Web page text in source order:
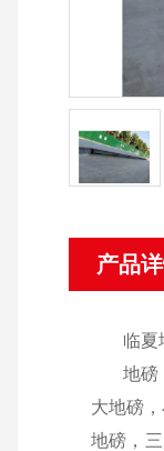
产品
临夏
地磅
大地磅
地磅，